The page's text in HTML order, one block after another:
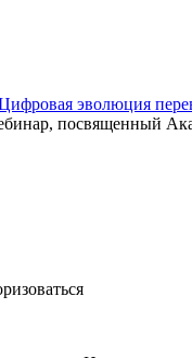
эволюция
посвященный